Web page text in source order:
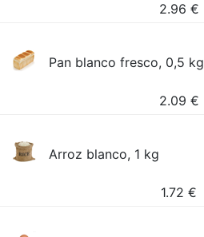
2.96 €
Pan blanco fresco, 0,5 kg
2.09 €
Arroz blanco, 1 kg
1.72 €